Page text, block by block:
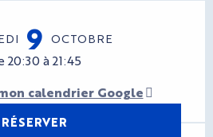
coordonnées
9 OCTOBRE
20:30 à 21:45
calendrier Google
RÉSERVER